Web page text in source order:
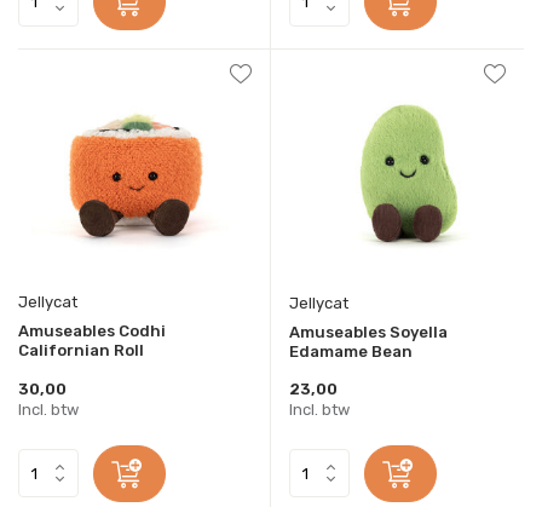
Jellycat
Amuseables Codhi
Californian Roll
30,00
Incl. btw
Jellycat
Amuseables Soyella
Edamame Bean
23,00
Incl. btw